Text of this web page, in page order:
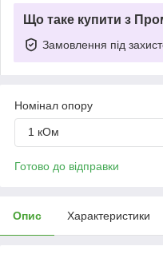
Що таке купити з
Замовлення під
Номінал опору
1 кОм
Готово до відправки
Опис Характеристики